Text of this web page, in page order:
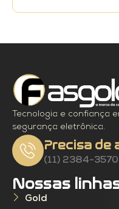
Tecnologia e confiança
segurança eletrônica.
Precisa de
(11) 2384-3570
Nossas
Gold